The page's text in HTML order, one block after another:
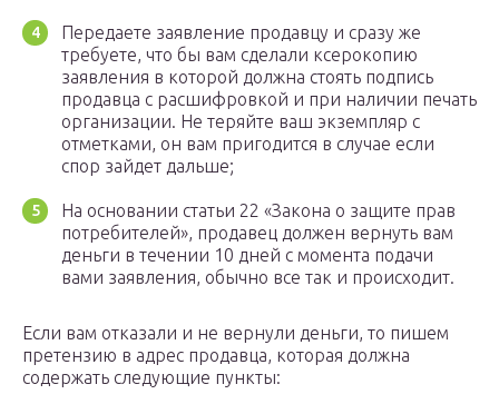
Передаете заявление продавцу и сразу же
требуете, что бы вам сделали ксерокопию
заявления в которой должна стоять подпись
продавца с расшифровкой и при наличии печать
организации. Не теряйте ваш экземпляр с
отметками, он вам пригодится в случае если
спор зайдет дальше;
На основании статьи 22 «Закона о защите прав
потребителей», продавец должен вернуть вам
деньги в течении 10 дней с момента подачи
вами заявления, обычно все так и происходит.
Если вам отказали и не вернули деньги, то пишем
претензию в адрес продавца, которая должна
содержать следующие пункты: